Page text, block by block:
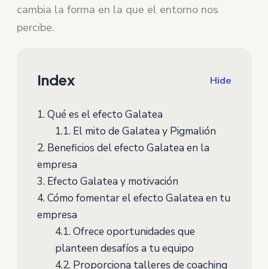
cambia la forma en la que el entorno nos
percibe.
Index Hide
1.Qué es el efecto Galatea
1.1.El mito de Galatea y Pigmalión
2.Beneficios del efecto Galatea en la
empresa
3.Efecto Galatea y motivación
4.Cómo fomentar el efecto Galatea en tu
empresa
4.1.Ofrece oportunidades que
planteen desafíos a tu equipo
4.2.Proporciona talleres de coaching